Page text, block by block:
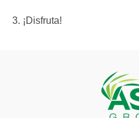
¡Disfruta!